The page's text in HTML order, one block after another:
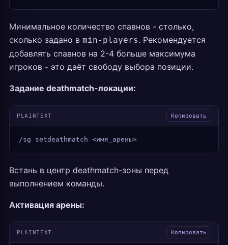
Минимальное количество спавнов - столько,
сколько задано в min-players. Рекомендуется
добавлять спавнов на 2-4 больше максимума
игроков - это даёт свободу выбора позиции.
Задание deathmatch-локации:
PLAINTEXT Копировать
/sg setdeathmatch <имя_арены>
Встань в центр deathmatch-зоны перед
выполнением команды.
Активация арены:
PLAINTEXT Копировать